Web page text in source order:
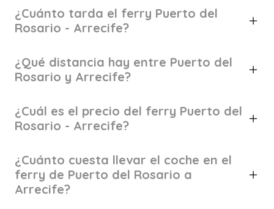
¿Cuánto tarda el ferry Puerto del
Rosario - Arrecife?
¿Qué distancia hay entre Puerto del
Rosario y Arrecife?
¿Cuál es el precio del ferry Puerto del
Rosario - Arrecife?
¿Cuánto cuesta llevar el coche en el
ferry de Puerto del Rosario a
Arrecife?